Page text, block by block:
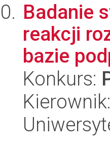
Badanie
reakcji
bazie
Konkurs: